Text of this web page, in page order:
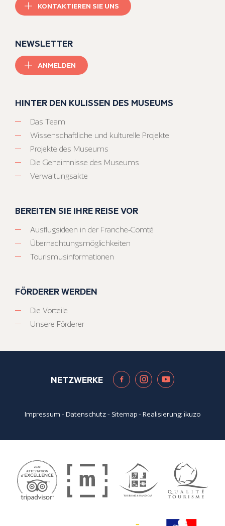
KONTAKTIEREN SIE UNS
NEWSLETTER
ANMELDEN
HINTER DEN KULISSEN DES MUSEUMS
Das Team
Wissenschaftliche und kulturelle Projekte
Projekte des Museums
Die Geheimnisse des Museums
Verwaltungsakte
BEREITEN SIE IHRE REISE VOR
Ausflugsideen in der Franche-Comté
Übernachtungsmöglichkeiten
Tourismusinformationen
FÖRDERER WERDEN
Die Vorteile
Unsere Förderer
NETZWERKE
Impressum -Datenschutz- Sitemap- Realisierung:ikuzo